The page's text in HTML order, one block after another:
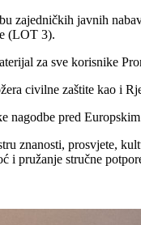
zajedničkih javnih
(LOT 3).
za sve korisnike
civilne zaštite kao i
nagodbe pred Europskim
znanosti, prosvjete,
i pružanje stručne